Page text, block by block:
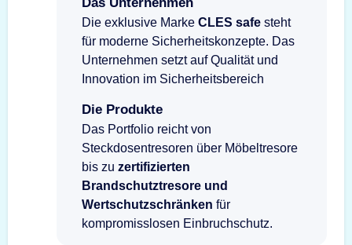
Die exklusive Marke CLES safe steht
für moderne Sicherheitskonzepte. Das
Unternehmen setzt auf Qualität und
Innovation im Sicherheitsbereich
Die Produkte
Das Portfolio reicht von
Steckdosentresoren über Möbeltresore
bis zu zertifizierten
Brandschutztresore und
Wertschutzschränken für
kompromisslosen Einbruchschutz.